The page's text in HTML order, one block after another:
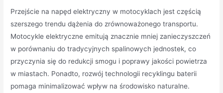
Przejście na napęd elektryczny w motocyklach jest częścią
szerszego trendu dążenia do zrównoważonego transportu.
Motocykle elektryczne emitują znacznie mniej zanieczyszczeń
w porównaniu do tradycyjnych spalinowych jednostek, co
przyczynia się do redukcji smogu i poprawy jakości powietrza
w miastach. Ponadto, rozwój technologii recyklingu baterii
pomaga minimalizować wpływ na środowisko naturalne.